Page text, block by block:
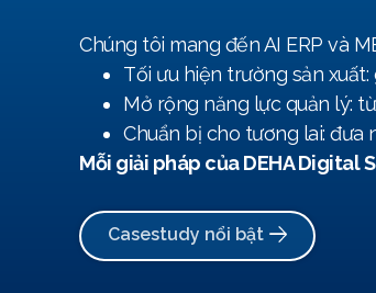
Chúng tôi mang đến AI ERP và
Tối ưu hiện trường sản
Mở rộng năng lực quản lý:
Chuẩn bị cho tương lai: đưa
Mỗi giải pháp của DEHA Digital
Casestudy nổi bật